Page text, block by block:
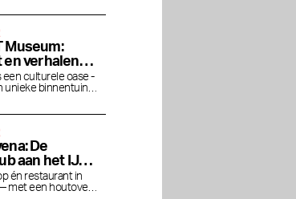
beauty en
adressen van
Museum:
en verhalen
een culturele oase -
unieke binnentuin
De
aan het IJ
blijft hangen
film
én restaurant in
met een houtoven,